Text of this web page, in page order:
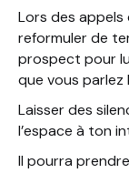
Lors des
reformuler de
prospect pour
que vous parlez
Laisser des
l’espace à ton
Il pourra